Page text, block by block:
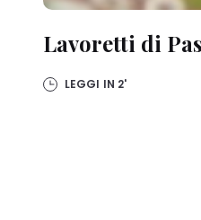
Lavoretti di
LEGGI IN 2'